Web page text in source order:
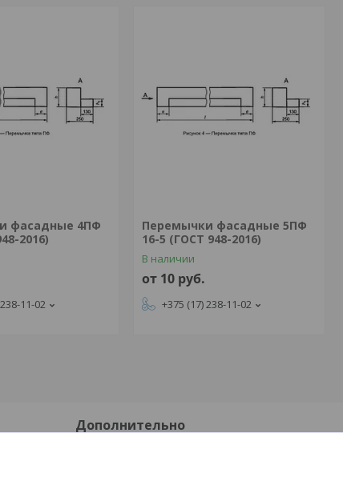
фасадные 4ПФ
2016)
11-02
Перемычки фасадные 5ПФ
16-5 (ГОСТ 948-2016)
В наличии
от 10 руб.
+375 (17) 238-11-02
Дополнительно